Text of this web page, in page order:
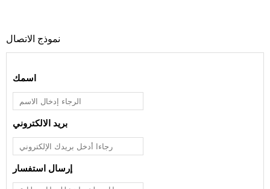
نموذج الاتصال
اسمك
بريد الالكتروني
إرسال استفسار